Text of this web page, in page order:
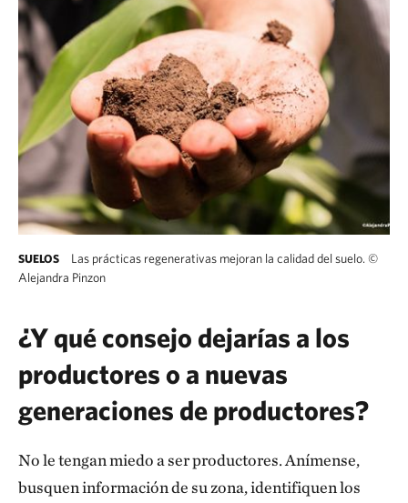
SUELOS Las prácticas regenerativas mejoran la calidad del suelo. ©
Alejandra Pinzon
¿Y qué consejo dejarías a los
productores o a nuevas
generaciones de productores?
No le tengan miedo a ser productores. Anímense,
busquen información de su zona, identifiquen los